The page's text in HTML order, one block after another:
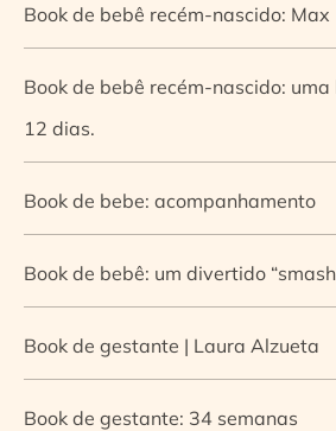
Book de bebê recém-nascido: Max
Book de bebê recém-nascido:
12 dias.
Book de bebe: acompanhamento
Book de bebê: um divertido
Book de gestante | Laura Alzueta
Book de gestante: 34 semanas